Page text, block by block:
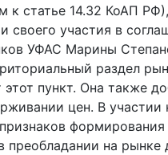
к статье 14.32 КоАП
своего участия в
УФАС Марины
раздел
этот пункт. Она также
цен. В
преобладании на